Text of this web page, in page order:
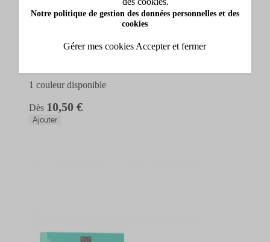
Stick parfumé - Goodbye Stress Stick parfumé
1 couleur disponible
Dès 10,50 €
Ajouter
Notre politique de gestion des données personnelles et des
cookies
Gérer mes cookies Accepter et fermer